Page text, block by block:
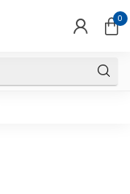
0